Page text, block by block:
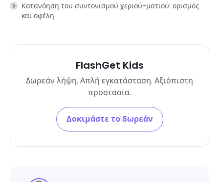
Κατανόηση του συντονισμού χεριού-ματιού: ορισμός
και οφέλη
FlashGet Kids
Δωρεάν λήψη. Απλή εγκατάσταση. Αξιόπιστη
προστασία.
Δοκιμάστε το δωρεάν